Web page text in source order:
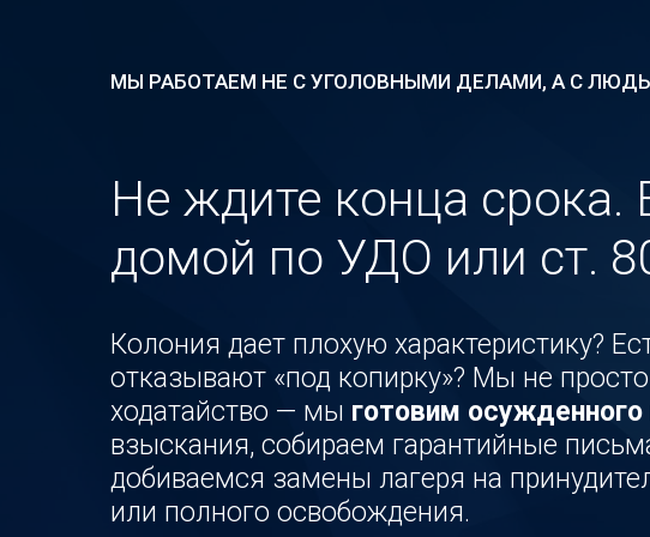
Не ждите конца срока.
домой по УДО или ст.
Колония дает плохую характеристику?
отказывают «под копирку»? Мы не
ходатайство — мы готовим осужденного
взыскания, собираем гарантийные
добиваемся замены лагеря на
или полного освобождения.
МЫ РАБОТАЕМ НЕ С УГОЛОВНЫМИ ДЕЛАМИ, А С